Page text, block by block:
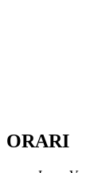
ORARI